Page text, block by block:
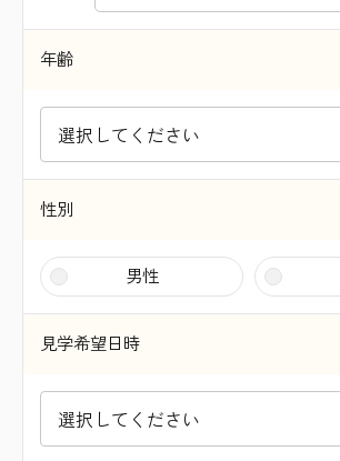
年齢
性別
男性
見学希望日時